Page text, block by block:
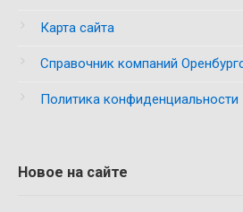
Карта сайта
Справочник компаний
Политика конфиденциальности
Новое на сайте